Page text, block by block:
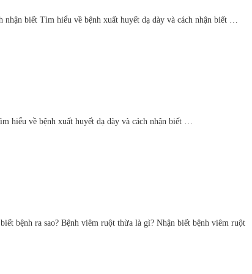
biết Tìm hiểu về bệnh xuất huyết dạ dày và cách nhận biết …
hiểu về bệnh xuất huyết dạ dày và cách nhận biết …
bệnh ra sao? Bệnh viêm ruột thừa là gì? Nhận biết bệnh viêm ruột